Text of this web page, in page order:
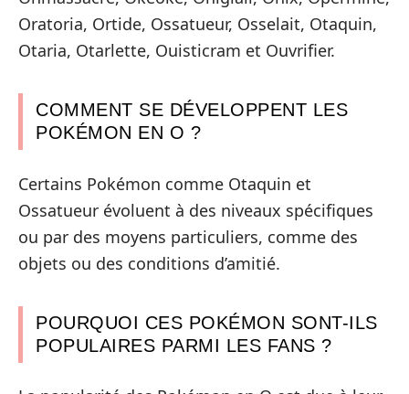
Oratoria, Ortide, Ossatueur, Osselait, Otaquin,
Otaria, Otarlette, Ouisticram et Ouvrifier.
COMMENT SE DÉVELOPPENT LES
POKÉMON EN O ?
Certains Pokémon comme Otaquin et
Ossatueur évoluent à des niveaux spécifiques
ou par des moyens particuliers, comme des
objets ou des conditions d’amitié.
POURQUOI CES POKÉMON SONT-ILS
POPULAIRES PARMI LES FANS ?